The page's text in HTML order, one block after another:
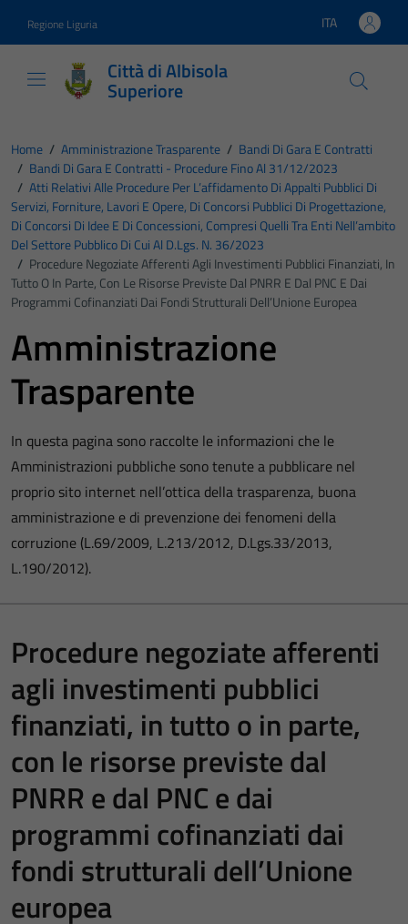
Regione Liguria Lingua attiva:
ITA
Città di Albisola
Superiore
Home / Amministrazione Trasparente / Bandi Di Gara E Contratti
/ Bandi Di Gara E Contratti - Procedure Fino Al 31/12/2023
/ Atti Relativi Alle Procedure Per L’affidamento Di Appalti Pubblici Di
Servizi, Forniture, Lavori E Opere, Di Concorsi Pubblici Di Progettazione,
Di Concorsi Di Idee E Di Concessioni, Compresi Quelli Tra Enti Nell’ambito
Del Settore Pubblico Di Cui Al D.Lgs. N. 36/2023
/ Procedure Negoziate Afferenti Agli Investimenti Pubblici Finanziati, In
Tutto O In Parte, Con Le Risorse Previste Dal PNRR E Dal PNC E Dai
Programmi Cofinanziati Dai Fondi Strutturali Dell’Unione Europea
Amministrazione
Trasparente
In questa pagina sono raccolte le informazioni che le
Amministrazioni pubbliche sono tenute a pubblicare nel
proprio sito internet nell’ottica della trasparenza, buona
amministrazione e di prevenzione dei fenomeni della
corruzione (L.69/2009, L.213/2012, D.Lgs.33/2013,
L.190/2012).
Procedure negoziate afferenti
agli investimenti pubblici
finanziati, in tutto o in parte,
con le risorse previste dal
PNRR e dal PNC e dai
programmi cofinanziati dai
fondi strutturali dell’Unione
europea